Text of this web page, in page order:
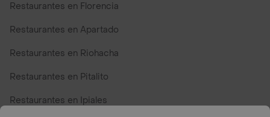
Restaurantes en Florencia
Restaurantes en Apartado
Restaurantes en Riohacha
Restaurantes en Pitalito
Restaurantes en Ipiales